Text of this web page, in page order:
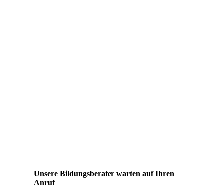
Unsere Bildungsberater warten auf Ihren
Anruf